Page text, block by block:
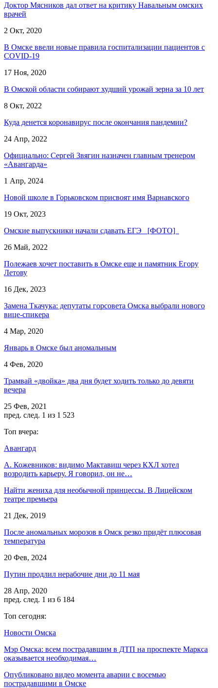
Доктор Мясников дал ответ на критику Навальным омских
врачей
2 Окт, 2020
В Омске ввели новые правила госпитализации пациентов с
COVID-19
17 Ноя, 2020
В Омской области собирают худший урожай зерна за 10 лет
8 Окт, 2022
Куда денется коронавирус после окончания пандемии?
24 Апр, 2022
Официально: Сергей Звягин назначен главным тренером
«Авангарда»
1 Апр, 2024
Новой школе в Горьковском присвоят имя Варнавского
19 Окт, 2023
Омские выпускники начали сдавать ЕГЭ [ФОТО]
26 Май, 2022
Полежаев хочет поставить в Омске еще и памятник Егору
Летову
16 Дек, 2023
Замена Ткачука: депутаты горсовета Омска выбрали нового
вице-спикера
4 Мар, 2020
Январь в Омске был аномальным
4 Фев, 2020
Трамвай «двойка» два дня будет ходить только до девяти
вечера
25 Фев, 2021
пред. след. 1 из 1 523
Топ вчера:
Авангард
А. Кожевников: видимо Мактавиш через КХЛ хотел
возродить карьеру. Я говорил, он не…
Найти жениха для необычной принцессы. В Лицейском
театре премьера
21 Дек, 2019
После аномальных морозов в Омск резко придёт плюсовая
температура
20 Фев, 2024
Путин продлил нерабочие дни до 11 мая
28 Апр, 2020
пред. след. 1 из 6 184
Топ сегодня:
Новости Омска
Мэр Омска: всем пострадавшим в ДТП на проспекте Маркса
оказывается необходимая…
Опубликовано видео момента аварии с восемью
пострадавшими в Омске